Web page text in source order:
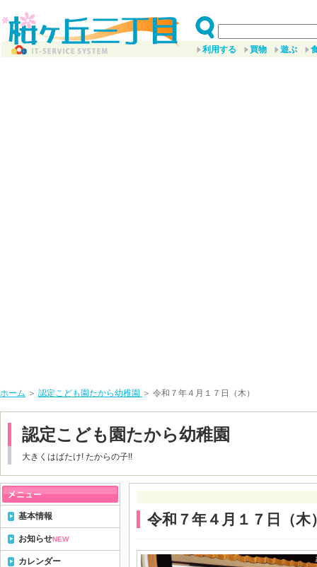
利用する 買物 遊ぶ
ホーム ＞ 認定こども園たから幼稚園 ＞ 令和７年４月１７日（木）
認定こども園たから幼稚園
大きくはばたけ! たからの子!!
令和７年４月１７日（木
基本情報
お知らせNEW
カレンダー